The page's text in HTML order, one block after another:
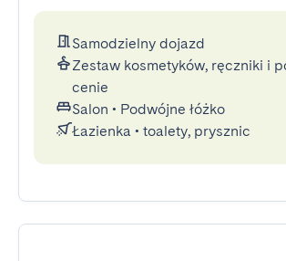
Samodzielny dojazd
Zestaw kosmetyków, ręczniki i
cenie
Salon • Podwójne łóżko
Łazienka • toalety, prysznic